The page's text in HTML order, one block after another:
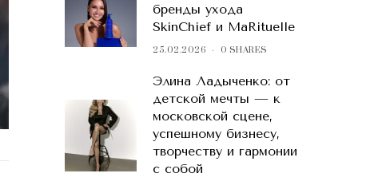
бренды ухода
SkinChief и MaRituelle
25.02.2026 0 SHARES
Элина Ладыченко: от
детской мечты — к
московской сцене,
успешному бизнесу,
творчеству и гармонии
с собой